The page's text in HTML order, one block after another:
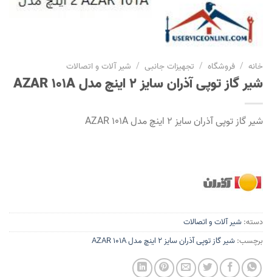
خانه / فروشگاه / تجهیزات جانبی / شیر آلات و اتصالات
شیر گاز توپی آذران سایز 2 اینچ مدل AZAR 101A
شیر گاز توپی آذران سایز 2 اینچ مدل AZAR 101A
دسته:شیر آلات و اتصالات
برچسب:شیر گاز توپی آذران سایز 2 اینچ مدل AZAR 101A